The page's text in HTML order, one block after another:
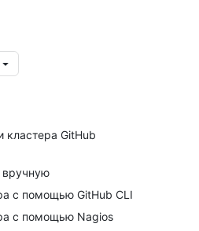
кластера GitHub
вручную
с помощью GitHub CLI
с помощью Nagios